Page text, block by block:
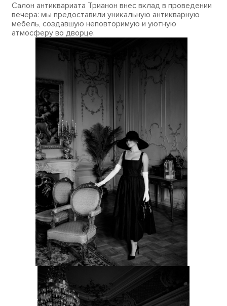
Салон антиквариата Трианон внес вклад в проведении
вечера: мы предоставили уникальную антикварную
мебель, создавшую неповторимую и уютную
атмосферу во дворце.